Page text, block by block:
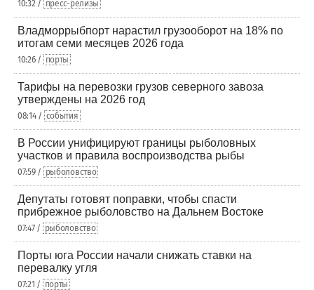
10:32 / пресс-релизы
Владморрыбпорт нарастил грузооборот на 18% по
итогам семи месяцев 2026 года
10:26 / порты
Тарифы на перевозки грузов северного завоза
утверждены на 2026 год
08:14 / события
В России унифицируют границы рыболовных
участков и правила воспроизводства рыбы
07:59 / рыболовство
Депутаты готовят поправки, чтобы спасти
прибрежное рыболовство на Дальнем Востоке
07:47 / рыболовство
Порты юга России начали снижать ставки на
перевалку угля
07:21 / порты